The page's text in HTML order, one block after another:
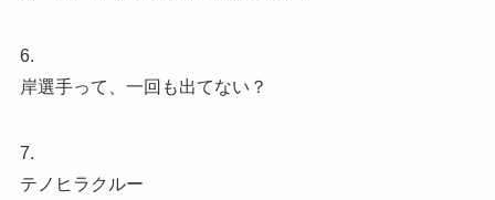
6.
岸選手って、一回も出てない？
7.
テノヒラクルー